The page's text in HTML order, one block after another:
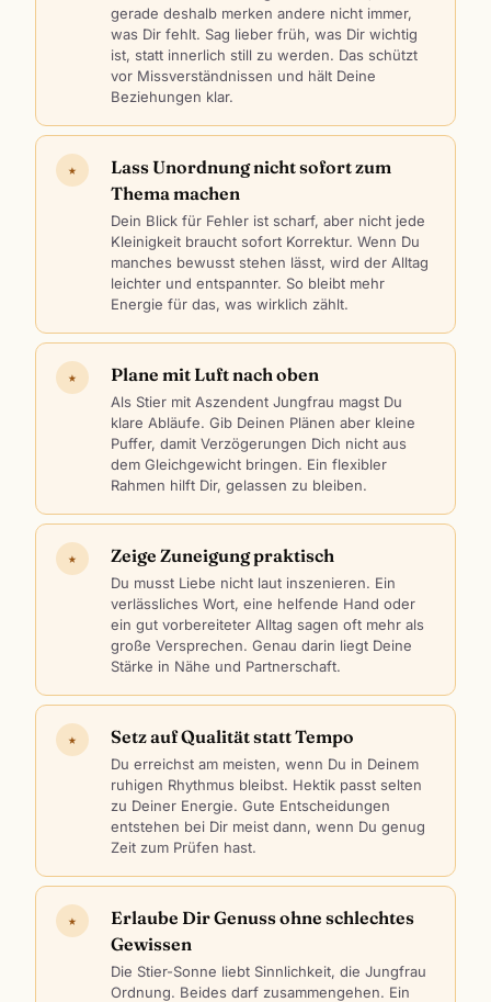
gerade deshalb merken andere nicht immer,
was Dir fehlt. Sag lieber früh, was Dir wichtig
ist, statt innerlich still zu werden. Das schützt
vor Missverständnissen und hält Deine
Beziehungen klar.
★
Lass Unordnung nicht sofort zum
Thema machen
Dein Blick für Fehler ist scharf, aber nicht jede
Kleinigkeit braucht sofort Korrektur. Wenn Du
manches bewusst stehen lässt, wird der Alltag
leichter und entspannter. So bleibt mehr
Energie für das, was wirklich zählt.
★ Plane mit Luft nach oben
Als Stier mit Aszendent Jungfrau magst Du
klare Abläufe. Gib Deinen Plänen aber kleine
Puffer, damit Verzögerungen Dich nicht aus
dem Gleichgewicht bringen. Ein flexibler
Rahmen hilft Dir, gelassen zu bleiben.
★ Zeige Zuneigung praktisch
Du musst Liebe nicht laut inszenieren. Ein
verlässliches Wort, eine helfende Hand oder
ein gut vorbereiteter Alltag sagen oft mehr als
große Versprechen. Genau darin liegt Deine
Stärke in Nähe und Partnerschaft.
★ Setz auf Qualität statt Tempo
Du erreichst am meisten, wenn Du in Deinem
ruhigen Rhythmus bleibst. Hektik passt selten
zu Deiner Energie. Gute Entscheidungen
entstehen bei Dir meist dann, wenn Du genug
Zeit zum Prüfen hast.
★
Erlaube Dir Genuss ohne schlechtes
Gewissen
Die Stier-Sonne liebt Sinnlichkeit, die Jungfrau
Ordnung. Beides darf zusammengehen. Ein